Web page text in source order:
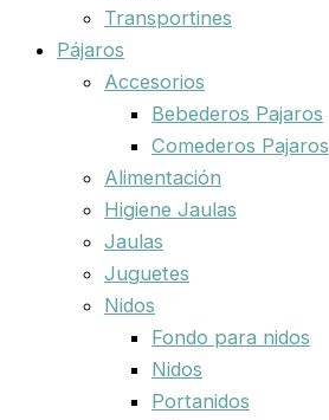
Transportines
Pájaros
Accesorios
Bebederos Pajaros
Comederos Pajaros
Alimentación
Higiene Jaulas
Jaulas
Juguetes
Nidos
Fondo para nidos
Nidos
Portanidos